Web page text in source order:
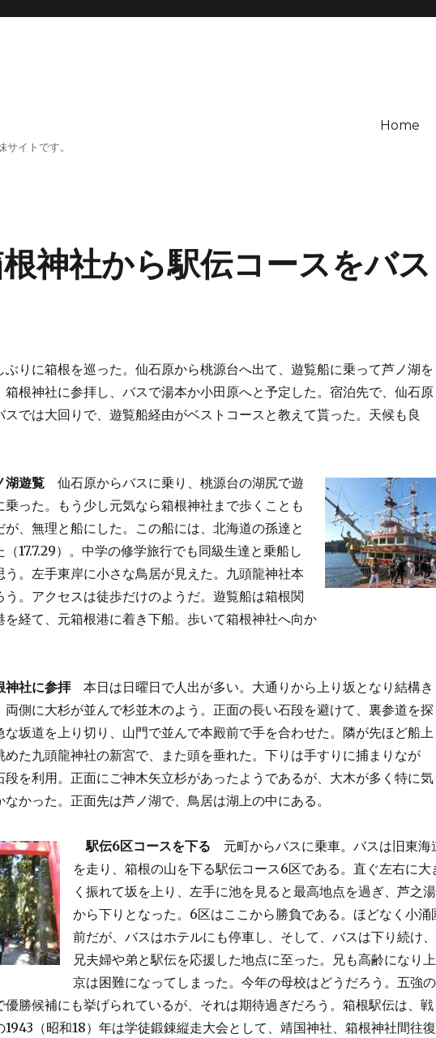
イトです。
Home
神社から駅伝コースをバス
りに箱根を巡った。仙石原から桃源台へ出て、遊覧船に乗って芦ノ湖を
箱根神社に参拝し、バスで湯本か小田原へと予定した。宿泊先で、仙石原
スでは大回りで、遊覧船経由がベストコースと教えて貰った。天候も良
湖遊覧仙石原からバスに乗り、桃源台の湖尻で遊
乗った。もう少し元気なら箱根神社まで歩くことも
が、無理と船にした。この船には、北海道の孫達と
（17.7.29）。中学の修学旅行でも同級生達と乗船し
う。左手東岸に小さな鳥居が見えた。九頭龍神社本
う。アクセスは徒歩だけのようだ。遊覧船は箱根関
を経て、元箱根港に着き下船。歩いて箱根神社へ向か
。
神社に参拝本日は日曜日で人出が多い。大通りから上り坂となり結構き
両側に大杉が並んで杉並木のよう。正面の長い石段を避けて、裏参道を探
な坂道を上り切り、山門で並んで本殿前で手を合わせた。隣が先ほど船上
めた九頭龍神社の新宮で、また頭を垂れた。下りは手すりに捕まりなが
段を利用。正面にご神木矢立杉があったようであるが、大木が多く特に気
なかった。正面先は芦ノ湖で、鳥居は湖上の中にある。
駅伝6区コースを下る 元町からバスに乗車。バスは旧東海
を走り、箱根の山を下る駅伝コース6区である。直ぐ左右に大
く振れて坂を上り、左手に池を見ると最高地点を過ぎ、芦之湯
から下りとなった。6区はここから勝負である。ほどなく小涌
前だが、バスはホテルにも停車し、そして、バスは下り続け、
兄夫婦や弟と駅伝を応援した地点に至った。兄も高齢になり上
京は困難になってしまった。今年の母校はどうだろう。五強の
優勝候補にも挙げられているが、それは期待過ぎだろう。箱根駅伝は、戦
1943（昭和18）年は学徒鍛錬縦走大会として、靖国神社、箱根神社間往復